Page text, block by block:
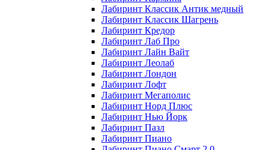
Лабиринт Классик Антик медный
Лабиринт Классик Шагрень
Лабиринт Кредор
Лабиринт Лаб Про
Лабиринт Лайн Вайт
Лабиринт Леолаб
Лабиринт Лондон
Лабиринт Лофт
Лабиринт Мегаполис
Лабиринт Норд Плюс
Лабиринт Нью Йорк
Лабиринт Пазл
Лабиринт Пиано